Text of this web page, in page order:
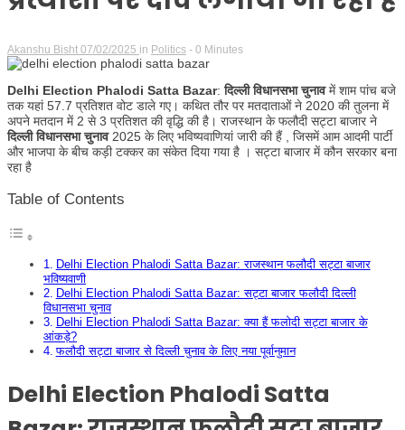
Akanshu Bisht 07/02/2025 in Politics - 0 Minutes
Delhi Election Phalodi Satta Bazar:दिल्ली विधानसभा चुनावमें शाम पांच बजे
तक यहां 57.7 प्रतिशत वोट डाले गए। कथित तौर पर मतदाताओं ने 2020 की तुलना में
अपने मतदान में 2 से 3 प्रतिशत की वृद्धि की है। राजस्थान के फलौदी सट्टा बाजार ने
दिल्ली विधानसभा चुनाव2025 के लिए भविष्यवाणियां जारी की हैं , जिसमें आम आदमी पार्टी
और भाजपा के बीच कड़ी टक्कर का संकेत दिया गया है । सट्टा बाजार में कौन सरकार बना
रहा है
Table of Contents
Delhi Election Phalodi Satta Bazar: राजस्थान फलौदी सट्टा बाजार
भविष्यवाणी
Delhi Election Phalodi Satta Bazar: सट्टा बाजार फलौदी दिल्ली
विधानसभा चुनाव
Delhi Election Phalodi Satta Bazar: क्या हैं फलोदी सट्टा बाजार के
आंकड़े?
फलौदी सट्टा बाजार से दिल्ली चुनाव के लिए नया पूर्वानुमान
Delhi Election Phalodi Satta